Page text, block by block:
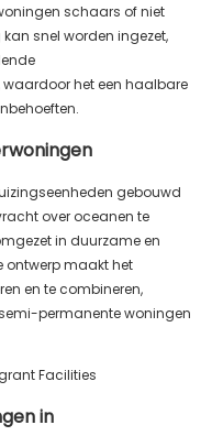
schaars of niet
snel worden ingezet,
het een haalbare
gebouwd
over oceanen te
in duurzame en
ontwerp maakt het
en te combineren,
permanente woningen
in